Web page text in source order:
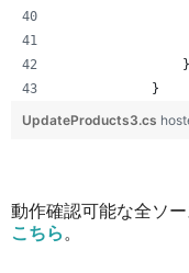
                }
            }
UpdateProducts3.cs
動作確認可能な全ソ
こちら 。